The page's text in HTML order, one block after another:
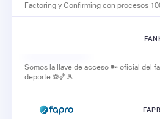
Factoring y Confirming con procesos
Somos la llave de acceso 🔑 oficial del
deporte ⚽️🏀🎾